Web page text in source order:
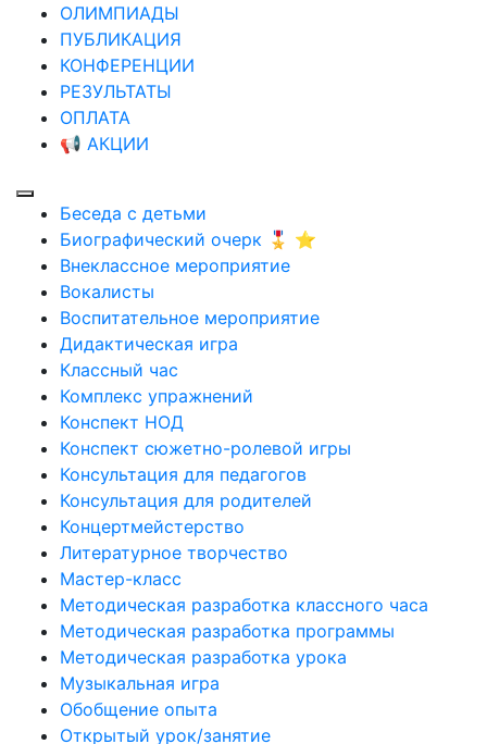
ОЛИМПИАДЫ
ПУБЛИКАЦИЯ
КОНФЕРЕНЦИИ
РЕЗУЛЬТАТЫ
ОПЛАТА
📢 АКЦИИ
Беседа с детьми
Биографический очерк 🎖️ ⭐
Внеклассное мероприятие
Вокалисты
Воспитательное мероприятие
Дидактическая игра
Классный час
Комплекс упражнений
Конспект НОД
Конспект сюжетно-ролевой игры
Консультация для педагогов
Консультация для родителей
Концертмейстерство
Литературное творчество
Мастер-класс
Методическая разработка классного часа
Методическая разработка программы
Методическая разработка урока
Музыкальная игра
Обобщение опыта
Открытый урок/занятие